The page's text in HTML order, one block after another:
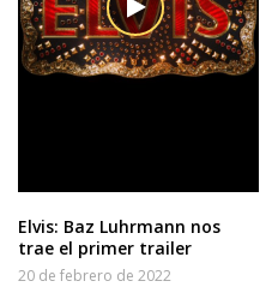
Elvis: Baz Luhrmann nos
trae el primer trailer
20 de febrero de 2022